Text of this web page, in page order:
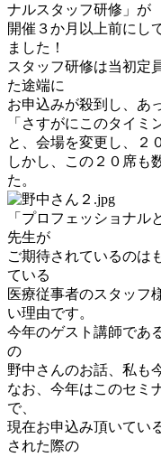
ナルスタッフ研修」が
開催３か月以上前にし
ました！
スタッフ研修は当初定
た途端に
お申込みが殺到し、あ
「さすがにこのタイミ
と、会場を変更し、２
しかし、この２０席も
た。
「プロフェッショナ
先生が
ご期待されているのは
ている
医療従事者のスタッフ
い理由です。
今年のゲスト講師であ
の
野中さんのお話、私も
なお、今年はこのセミ
で、
現在お申込み頂いてい
された際の